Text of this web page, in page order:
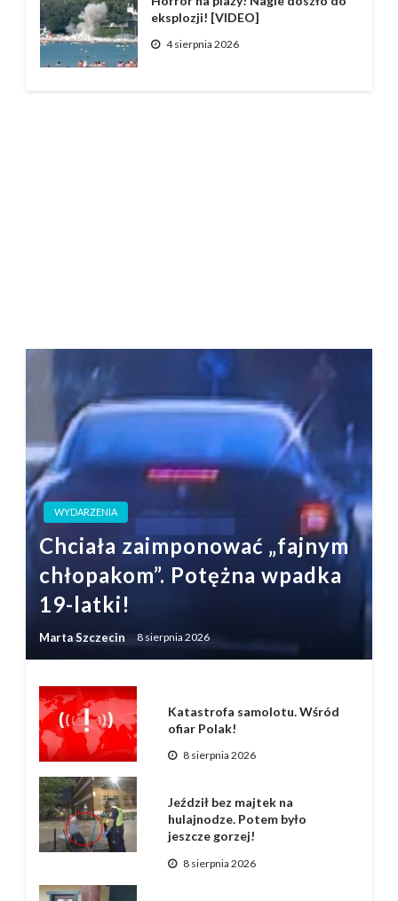
eksplozji! [VIDEO]
4 sierpnia 2026
WYDARZENIA
Chciała zaimponować „fajnym
chłopakom”. Potężna wpadka
19-latki!
Marta Szczecin 8 sierpnia 2026
Katastrofa samolotu. Wśród
ofiar Polak!
8 sierpnia 2026
Jeździł bez majtek na
hulajnodze. Potem było
jeszcze gorzej!
8 sierpnia 2026